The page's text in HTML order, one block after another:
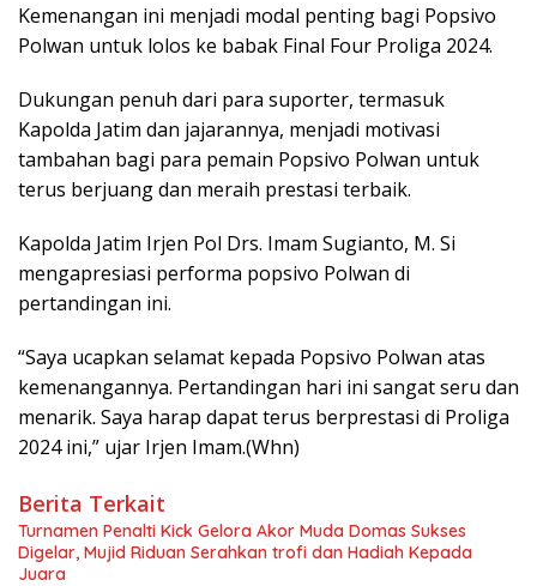
Kemenangan ini menjadi modal penting bagi Popsivo
Polwan untuk lolos ke babak Final Four Proliga 2024.
Dukungan penuh dari para suporter, termasuk
Kapolda Jatim dan jajarannya, menjadi motivasi
tambahan bagi para pemain Popsivo Polwan untuk
terus berjuang dan meraih prestasi terbaik.
Kapolda Jatim Irjen Pol Drs. Imam Sugianto, M. Si
mengapresiasi performa popsivo Polwan di
pertandingan ini.
“Saya ucapkan selamat kepada Popsivo Polwan atas
kemenangannya. Pertandingan hari ini sangat seru dan
menarik. Saya harap dapat terus berprestasi di Proliga
2024 ini,” ujar Irjen Imam.(Whn)
Berita Terkait
Turnamen Penalti Kick Gelora Akor Muda Domas Sukses
Digelar, Mujid Riduan Serahkan trofi dan Hadiah Kepada
Juara